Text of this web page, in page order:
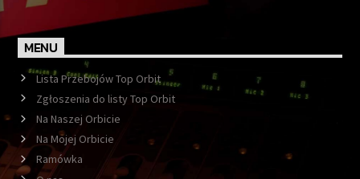
MENU
Lista Przebojów Top Orbit
Zgłoszenia do listy Top Orbit
Na Naszej Orbicie
Na Mojej Orbicie
Ramówka